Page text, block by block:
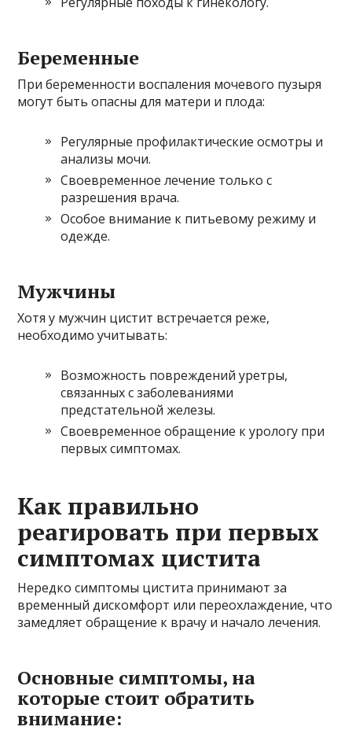
Беременные
При беременности воспаления мочевого пузыря
могут быть опасны для матери и плода:
Регулярные профилактические осмотры и
анализы мочи.
Своевременное лечение только с
разрешения врача.
Особое внимание к питьевому режиму и
одежде.
Мужчины
Хотя у мужчин цистит встречается реже,
необходимо учитывать:
Возможность повреждений уретры,
связанных с заболеваниями
предстательной железы.
Своевременное обращение к урологу при
первых симптомах.
Как правильно
реагировать при первых
симптомах цистита
Нередко симптомы цистита принимают за
временный дискомфорт или переохлаждение, что
замедляет обращение к врачу и начало лечения.
Основные симптомы, на
которые стоит обратить
внимание: